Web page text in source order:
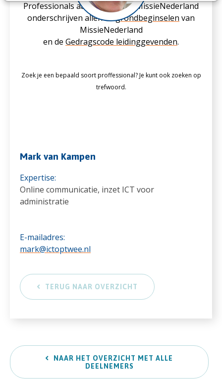
Professionals aangesloten bij MissieNederland
onderschrijven allen degrondbeginselen van
MissieNederland
en de Gedragscode leidinggevenden.
Zoek je een bepaald soort proffessional? Je kunt ook zoeken op
trefwoord.
Mark van Kampen
Expertise:
Online communicatie, inzet ICT voor
administratie
E-mailadres:
mark@ictoptwee.nl
TERUG NAAR OVERZICHT
NAAR HET OVERZICHT MET ALLE
DEELNEMERS